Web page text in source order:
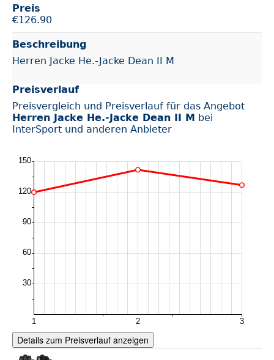
Preis
€126.90
Beschreibung
Herren Jacke He.-Jacke Dean II M
Preisverlauf
Preisvergleich und Preisverlauf für das Angebot
Herren Jacke He.-Jacke Dean II M bei
InterSport und anderen Anbieter
Details zum Preisverlauf anzeigen